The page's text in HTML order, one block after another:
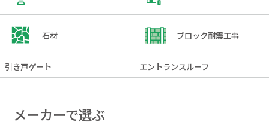
石材 ブロック耐震工事
引き戸ゲート エントランスルーフ
メーカーで選ぶ